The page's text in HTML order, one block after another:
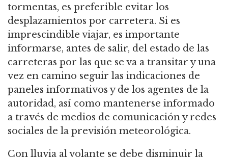
tormentas, es preferible evitar los
desplazamientos por carretera. Si es
imprescindible viajar, es importante
informarse, antes de salir, del estado de las
carreteras por las que se va a transitar y una
vez en camino seguir las indicaciones de
paneles informativos y de los agentes de la
autoridad, así como mantenerse informado
a través de medios de comunicación y redes
sociales de la previsión meteorológica.
Con lluvia al volante se debe disminuir la